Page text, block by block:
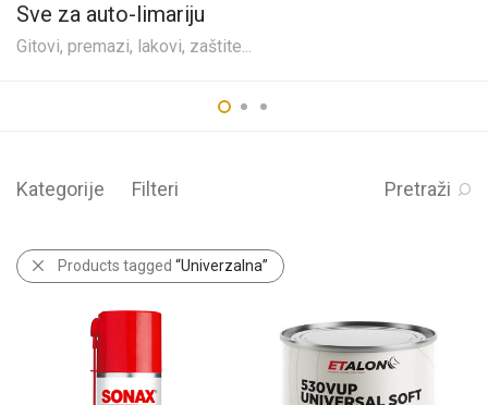
Sve za auto-limariju
Gitovi, premazi, lakovi, zaštite...
Kategorije Filteri Pretraži
Products tagged “Univerzalna”